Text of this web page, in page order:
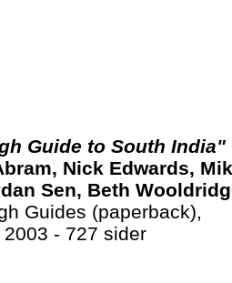
Guide to South India"
Nick Edwards,
Sen, Beth
Guides (paperback),
- 727 sider